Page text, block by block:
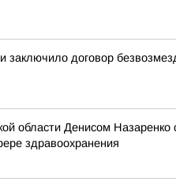
заключило договор
области Денисом
здравоохранения